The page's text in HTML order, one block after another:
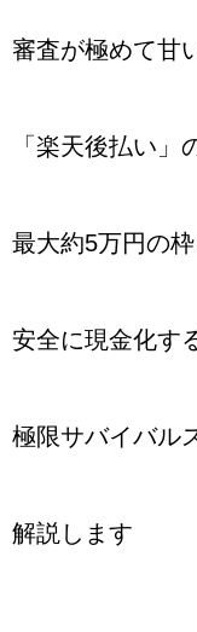
審査が極めて甘
「楽天後払い」
最大約5万円の
安全に現金化す
極限サバイバル
解説します